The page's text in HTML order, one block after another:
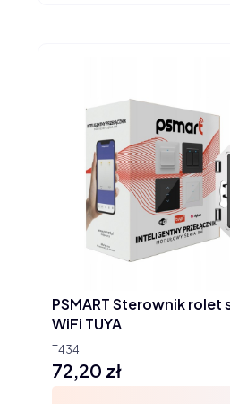
T434
PSMART Sterownik rolet
WiFi TUYA
Cena
72,20 zł